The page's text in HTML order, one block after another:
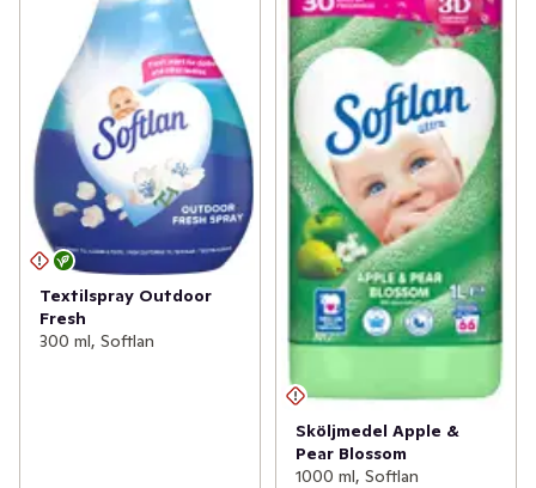
Textilspray Outdoor
Fresh
300 ml, Softlan
Sköljmedel Apple &
Pear Blossom
1000 ml, Softlan